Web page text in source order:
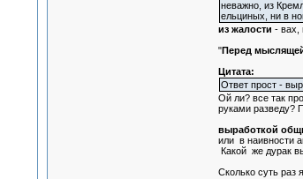
неважно, из
ельциных, ни в
из жалости - вах,
"Перед
Цитата:
Ответ прост -
Ой ли? все так
руками разведу?
выработкой
или в наивности
Какой же дурак
Сколько суть раз